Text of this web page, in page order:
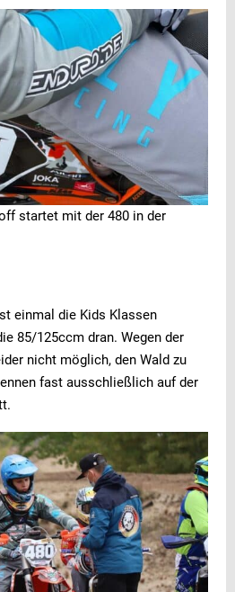
startet mit der 480 in der
einmal die Kids Klassen
85/125ccm dran. Wegen der
nicht möglich, den Wald zu
fast ausschließlich auf der